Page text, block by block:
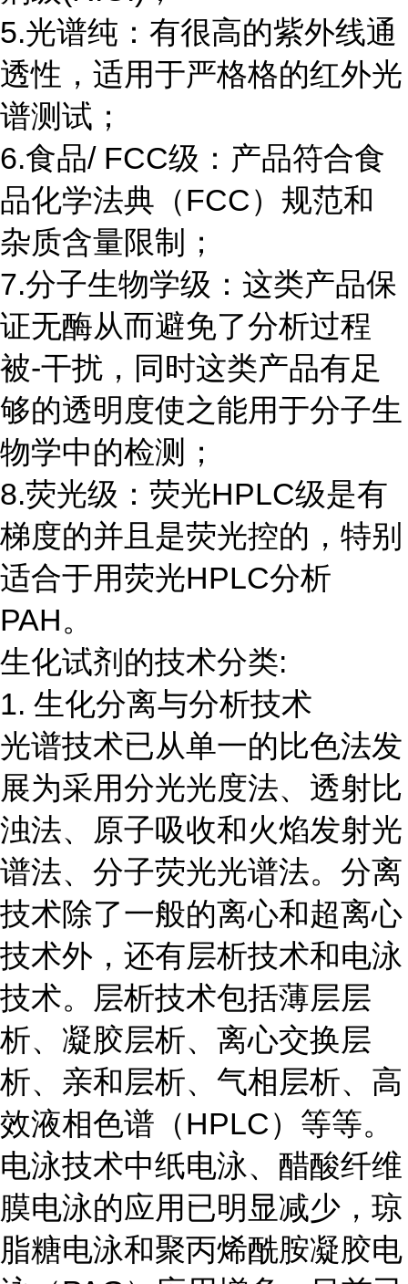
5.光谱纯：有很高的紫外线通
透性，适用于严格格的红外光
谱测试；
6.食品/ FCC级：产品符合食
品化学法典（FCC）规范和
杂质含量限制；
7.分子生物学级：这类产品保
证无酶从而避免了分析过程
被-干扰，同时这类产品有足
够的透明度使之能用于分子生
物学中的检测；
8.荧光级：荧光HPLC级是有
梯度的并且是荧光控的，特别
适合于用荧光HPLC分析
PAH。
生化试剂的技术分类:
1. 生化分离与分析技术
光谱技术已从单一的比色法发
展为采用分光光度法、透射比
浊法、原子吸收和火焰发射光
谱法、分子荧光光谱法。分离
技术除了一般的离心和超离心
技术外，还有层析技术和电泳
技术。层析技术包括薄层层
析、凝胶层析、离心交换层
析、亲和层析、气相层析、高
效液相色谱（HPLC）等等。
电泳技术中纸电泳、醋酸纤维
膜电泳的应用已明显减少，琼
脂糖电泳和聚丙烯酰胺凝胶电